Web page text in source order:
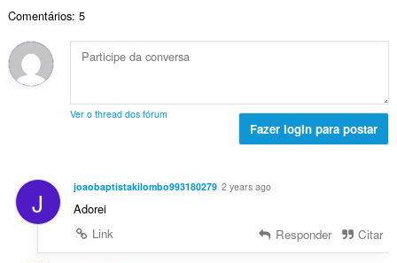
Comentários: 5
Ver o thread dos fórum
Fazer login para postar
J joaobaptistakilombo993180279 2 years ago
Adorei
Link
Responder Citar